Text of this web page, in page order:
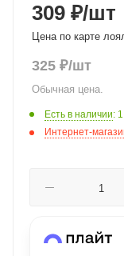
309 ₽/шт
Цена по карте
325 ₽/шт
Обычная цена.
Есть в наличии: 1
Интернет-
Подробнее
об оплате
недели